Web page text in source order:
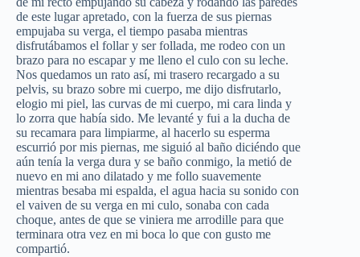
de este lugar apretado, con la fuerza de sus piernas
empujaba su verga, el tiempo pasaba mientras
disfrutábamos el follar y ser follada, me rodeo con un
brazo para no escapar y me lleno el culo con su leche.
Nos quedamos un rato así, mi trasero recargado a su
pelvis, su brazo sobre mi cuerpo, me dijo disfrutarlo,
elogio mi piel, las curvas de mi cuerpo, mi cara linda y
lo zorra que había sido. Me levanté y fui a la ducha de
su recamara para limpiarme, al hacerlo su esperma
escurrió por mis piernas, me siguió al baño diciéndo que
aún tenía la verga dura y se baño conmigo, la metió de
nuevo en mi ano dilatado y me follo suavemente
mientras besaba mi espalda, el agua hacia su sonido con
el vaiven de su verga en mi culo, sonaba con cada
choque, antes de que se viniera me arrodille para que
terminara otra vez en mi boca lo que con gusto me
compartió.